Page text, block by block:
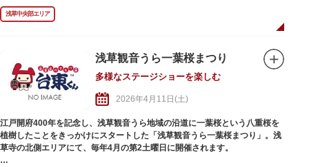
白鷺を模した美しい白い羽やクチバシがついた踊り子の衣装はとても華や
か。踊り子とともに、武人や棒ふり、餌まきと呼ばれる人などが、「白鷺の
唱」を演奏しながら境内を練り歩く様子は見ごたえあり！ぜひ足を運んでみ
浅草中央部エリア
浅草観音うら一葉桜まつり
多様なステージショーを楽しむ
2026年4月11日(土)
江戸開府400年を記念し、浅草観音うら地域の沿道に一葉桜という八重桜を
植樹したことをきっかけにスタートした「浅草観音うら一葉桜まつり」。浅
草寺の北側エリアにて、毎年4月の第2土曜日に開催されます。